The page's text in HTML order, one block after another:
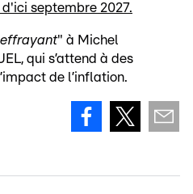
septembre 2027.
" à Michel
qui s’attend à des
de l’inflation.